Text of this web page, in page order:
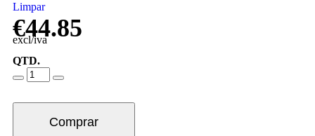
Limpar
€44.85
excl/iva
QTD.
Comprar